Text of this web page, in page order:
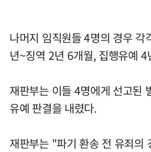
나머지 임직원들 4명의 경우
년~징역 2년 6개월, 집행유예 4
재판부는 이들 4명에게 선고된
유예 판결을 내렸다.
재판부는 "파기 환송 전 유죄의